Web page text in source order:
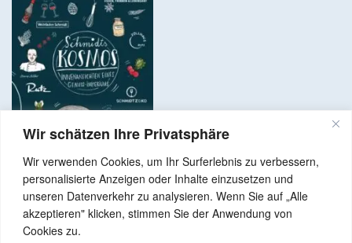
Wir schätzen Ihre Privatsphäre
Wir verwenden Cookies, um Ihr Surferlebnis zu verbessern,
personalisierte Anzeigen oder Inhalte einzusetzen und
unseren Datenverkehr zu analysieren. Wenn Sie auf „Alle
akzeptieren" klicken, stimmen Sie der Anwendung von
Cookies zu.
Copyright © 2024 Alle Rechte vorbehalten. GenussNetzwerk.com